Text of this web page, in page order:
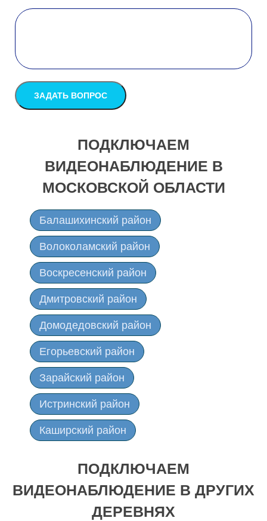
ПОДКЛЮЧАЕМ
ВИДЕОНАБЛЮДЕНИЕ В
МОСКОВСКОЙ ОБЛАСТИ
Балашихинский район
Волоколамский район
Воскресенский район
Дмитровский район
Домодедовский район
Егорьевский район
Зарайский район
Истринский район
Каширский район
Коломенский район
Лотошинский район
ПОДКЛЮЧАЕМ
ВИДЕОНАБЛЮДЕНИЕ В ДРУГИХ
ДЕРЕВНЯХ